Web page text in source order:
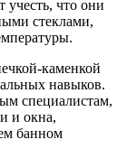
учесть, что они
стеклами,
каменкой
навыков.
специалистам,
и окна,
банном